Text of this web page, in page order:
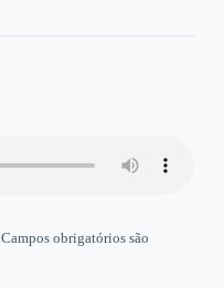
Campos obrigatórios são